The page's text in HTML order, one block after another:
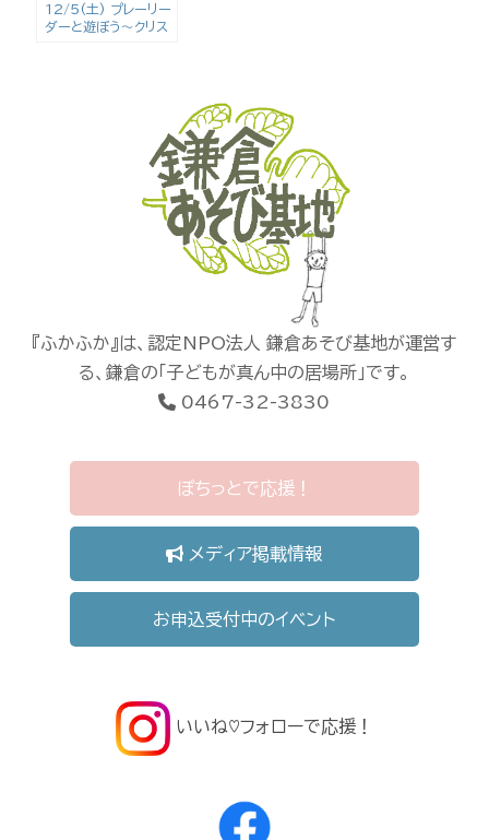
12/5(土) プレーリー
ダーと遊ぼう〜クリス
『ふかふか』は、認定NPO法人 鎌倉あそび基地が運営す
る、鎌倉の「子どもが真ん中の居場所」です。
0467-32-3830
ぽちっとで応援！
メディア掲載情報
お申込受付中のイベント
いいね♡フォローで応援！